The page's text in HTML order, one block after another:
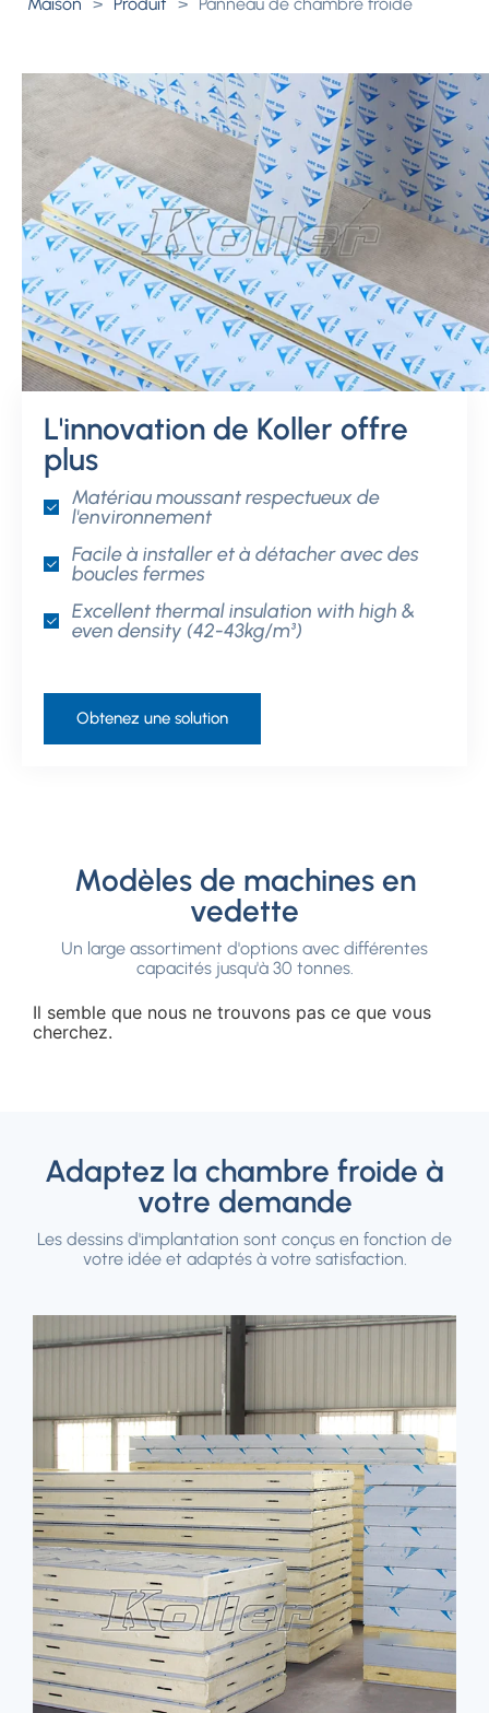
Maison > Produit > Panneau de chambre froide
L'innovation de Koller offre
plus
Matériau moussant respectueux de
l'environnement
Facile à installer et à détacher avec des
boucles fermes
Excellent thermal insulation with high &
even density (42-43kg/m³)
Obtenez une solution
Modèles de machines en
vedette
Un large assortiment d'options avec différentes
capacités jusqu'à 30 tonnes.
Il semble que nous ne trouvons pas ce que vous
cherchez.
Adaptez la chambre froide à
votre demande
Les dessins d'implantation sont conçus en fonction de
votre idée et adaptés à votre satisfaction.